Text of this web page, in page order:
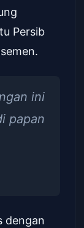
Persib
ini
papan
dengan